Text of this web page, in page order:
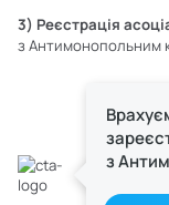
3) Реєстрація
з Антимонопольним
з